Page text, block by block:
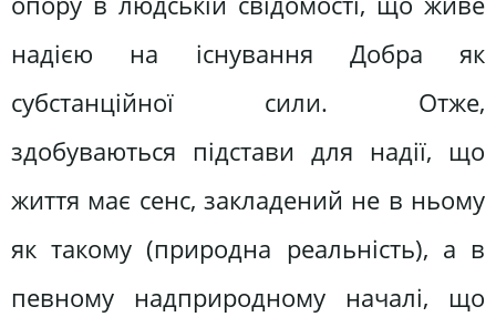
надією на існування Добра як
субстанційної сили. Отже,
здобуваються підстави для надії, що
життя має сенс, закладений не в ньому
як такому (природна реальність), а в
певному надприродному началі, що